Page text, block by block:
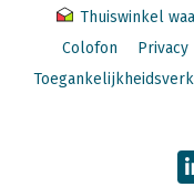
Thuiswinkel
Colofon
Privacy